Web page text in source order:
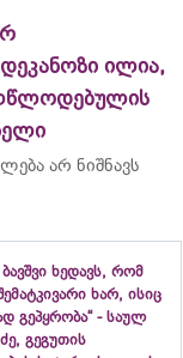
ილია,
არ ნიშნავს
ხედავს, რომ
ხარ, ისიც
გეპყრობა“ - საულ
გეგუთის